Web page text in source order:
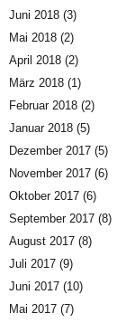
Juni 2018 (3)
Mai 2018 (2)
April 2018 (2)
März 2018 (1)
Februar 2018 (2)
Januar 2018 (5)
Dezember 2017 (5)
November 2017 (6)
Oktober 2017 (6)
September 2017 (8)
August 2017 (8)
Juli 2017 (9)
Juni 2017 (10)
Mai 2017 (7)